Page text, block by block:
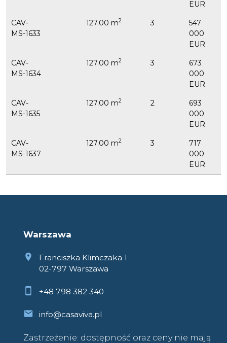
EUR
CAV-
MS-1633
127.00 m2 3
547
000
EUR
CAV-
MS-1634
127.00 m2 3
673
000
EUR
CAV-
MS-1635
127.00 m2 2
693
000
EUR
CAV-
MS-1637
127.00 m2 3
717
000
EUR
Warszawa
Franciszka Klimczaka 1
02-797 Warszawa
+48 798 382 340
info@casaviva.pl
Zastrzeżenie: dostępność oraz ceny nie mają